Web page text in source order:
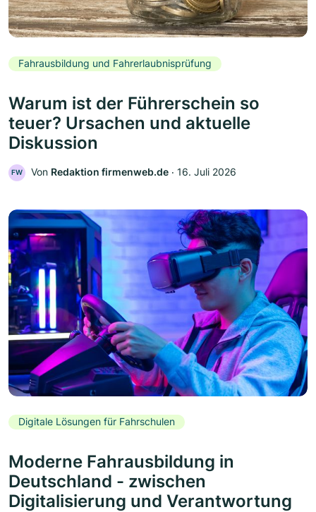
Fahrausbildung und Fahrerlaubnisprüfung
Warum ist der Führerschein so
teuer? Ursachen und aktuelle
Diskussion
FW Von Redaktion firmenweb.de ‧ 16. Juli 2026
Digitale Lösungen für Fahrschulen
Moderne Fahrausbildung in
Deutschland - zwischen
Digitalisierung und Verantwortung